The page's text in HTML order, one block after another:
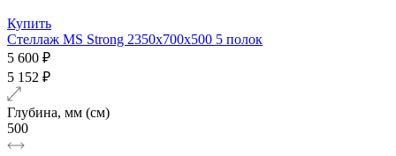
Купить
Стеллаж MS Strong 2350х700x500 5 полок
5 600 ₽
5 152 ₽
Глубина, мм (см)
500